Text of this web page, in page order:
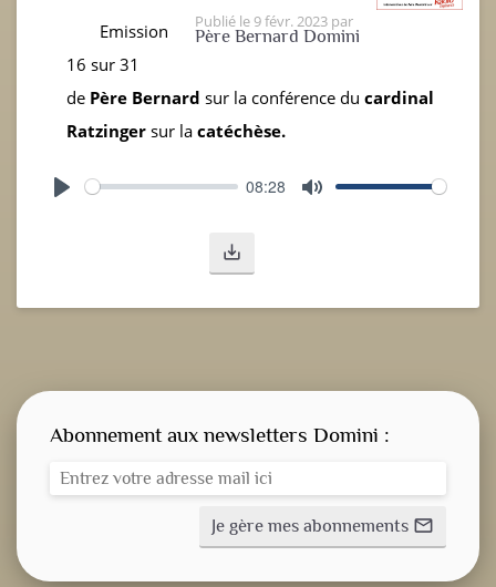
Publié le 9 févr. 2023 par
Père Bernard Domini
Emission
16 sur 31
de Père Bernard sur la conférence du cardinal
Ratzinger sur la catéchèse.
08:28
save_alt
Abonnement aux newsletters Domini :
Je gère mes abonnements mail_outline